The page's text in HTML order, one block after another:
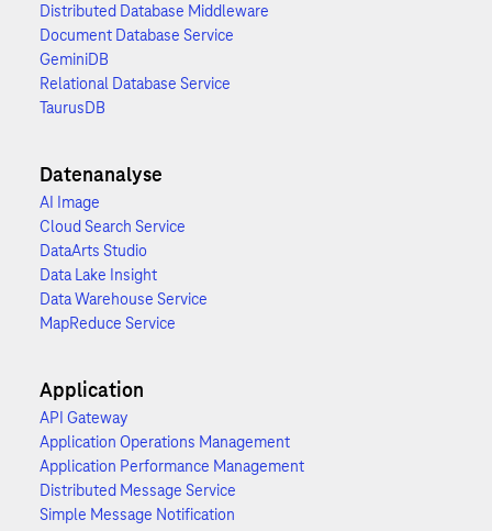
Distributed Database Middleware
Document Database Service
GeminiDB
Relational Database Service
TaurusDB
Datenanalyse
AI Image
Cloud Search Service
DataArts Studio
Data Lake Insight
Data Warehouse Service
MapReduce Service
Application
API Gateway
Application Operations Management
Application Performance Management
Distributed Message Service
Simple Message Notification